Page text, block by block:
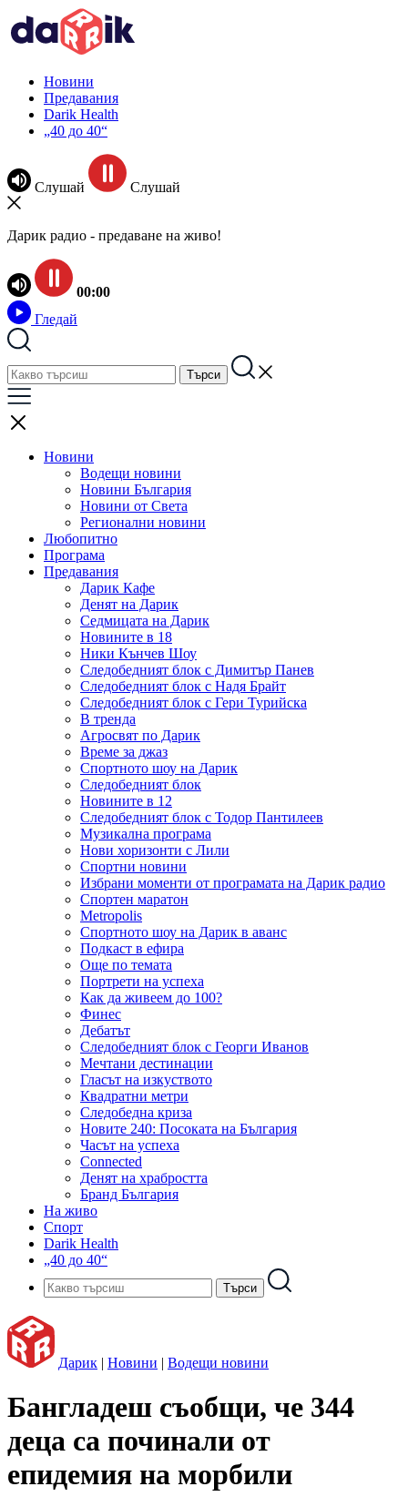
Новини
Предавания
Darik Health
„40 до 40“
Слушай Слушай
Дарик радио - предаване на живо!
00:00
Гледай
Новини
Водещи новини
Новини България
Новини от Света
Регионални новини
Любопитно
Програма
Предавания
Дарик Кафе
Денят на Дарик
Седмицата на Дарик
Новините в 18
Ники Кънчев Шоу
Следобедният блок с Димитър Панев
Следобедният блок с Надя Брайт
Следобедният блок с Гери Турийска
В тренда
Агросвят по Дарик
Време за джаз
Спортното шоу на Дарик
Следобедният блок
Новините в 12
Следобедният блок с Тодор Пантилеев
Музикална програма
Нови хоризонти с Лили
Спортни новини
Избрани моменти от програмата на Дарик радио
Спортен маратон
Metropolis
Спортното шоу на Дарик в аванс
Подкаст в ефира
Още по темата
Портрети на успеха
Как да живеем до 100?
Финес
Дебатът
Следобедният блок с Георги Иванов
Мечтани дестинации
Гласът на изкуството
Квадратни метри
Следобедна криза
Новите 240: Посоката на България
Часът на успеха
Connected
Денят на храбростта
Бранд България
На живо
Спорт
Darik Health
„40 до 40“
Дарик | Новини | Водещи новини
Бангладеш съобщи, че 344
деца са починали от
епидемия на морбили